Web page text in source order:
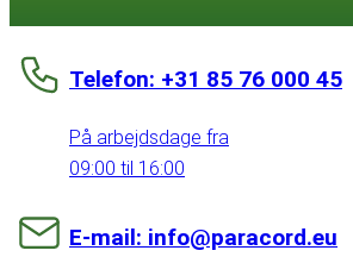
Telefon: +31 85 76 000 45
På arbejdsdage fra
09:00 til 16:00
E-mail: info@paracord.eu